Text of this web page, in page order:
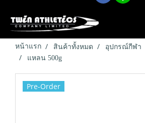
หน้าแรก สินค้าทั้งหมด อุปกรณ์กีฬา
แหลน 500g
Pre-Order